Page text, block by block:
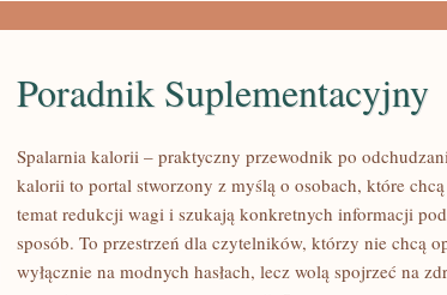
Poradnik Suplementacyjny
Spalarnia kalorii – praktyczny przewodnik po
kalorii to portal stworzony z myślą o osobach, które
temat redukcji wagi i szukają konkretnych informacji
sposób. To przestrzeń dla czytelników, którzy nie chcą
wyłącznie na modnych hasłach, lecz wolą spojrzeć na